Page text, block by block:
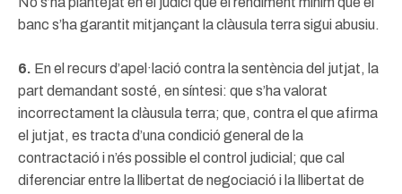
banc s’ha garantit mitjançant la clàusula terra sigui abusiu.
6. En el recurs d’apel·lació contra la sentència del jutjat, la
part demandant sosté, en síntesi: que s’ha valorat
incorrectament la clàusula terra; que, contra el que afirma
el jutjat, es tracta d’una condició general de la
contractació i n’és possible el control judicial; que cal
diferenciar entre la llibertat de negociació i la llibertat de